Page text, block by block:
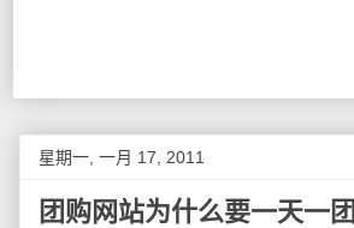
星期一, 一月 17, 2011
团购网站为什么要一天一团